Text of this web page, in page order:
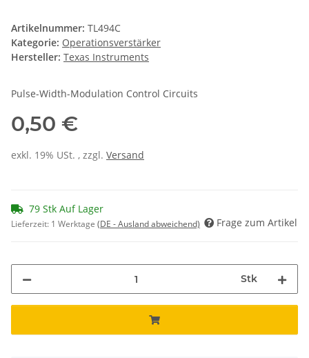
Artikelnummer: TL494C
Kategorie: Operationsverstärker
Hersteller: Texas Instruments
Pulse-Width-Modulation Control Circuits
0,50 €
exkl. 19% USt. , zzgl. Versand
79 Stk Auf Lager
Lieferzeit: 1 Werktage (DE - Ausland abweichend) Frage zum Artikel
Stk